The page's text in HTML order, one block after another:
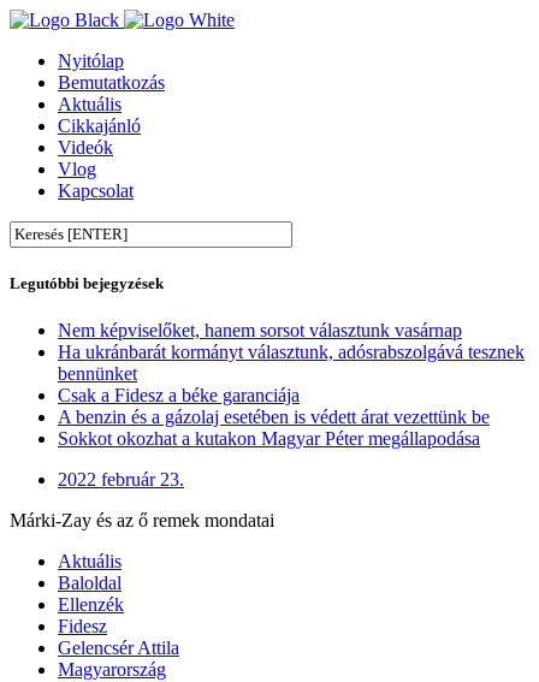
Nyitólap
Bemutatkozás
Aktuális
Cikkajánló
Videók
Vlog
Kapcsolat
Legutóbbi bejegyzések
Nem képviselőket, hanem sorsot választunk vasárnap
Ha ukránbarát kormányt választunk, adósrabszolgává tesznek
bennünket
Csak a Fidesz a béke garanciája
A benzin és a gázolaj esetében is védett árat vezettünk be
Sokkot okozhat a kutakon Magyar Péter megállapodása
2022 február 23.
Márki-Zay és az ő remek mondatai
Aktuális
Baloldal
Ellenzék
Fidesz
Gelencsér Attila
Magyarország